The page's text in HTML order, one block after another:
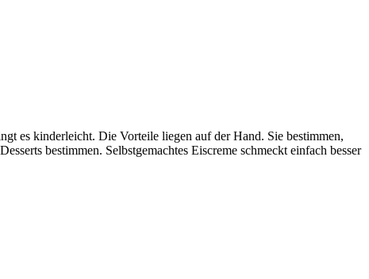
es kinderleicht. Die Vorteile liegen auf der Hand. Sie bestimmen,
bestimmen. Selbstgemachtes Eiscreme schmeckt einfach besser